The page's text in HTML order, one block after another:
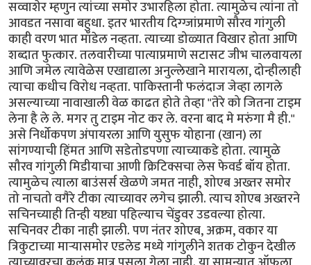
सव्वाशेर म्हणुन त्यांच्या समोर उभारहिला होता. त्यामुळेच त्यांना तो
आवडत नसावा बहुधा. इतर भारतीय दिग्ग्जांप्रमाणे सौरव गांगुली
काही वरण भात मॉडेल नव्हता. त्याच्या डोळ्यात विखार होता आणि
शब्दात फुत्कार. तलवारीच्या पात्याप्रमाणे सटासट जीभ चालवायला
आणि जमेल त्यावेळेस एखाद्याला अनुल्लेखाने मारायला, दोन्हीलाही
त्याचा कधीच विरोध नव्हता. पाकिस्तानी फलंदाज जेव्हा लागले
असल्याच्या नावाखाली वेळ काढत होते तेव्हा "तेरे को जितना टाइम
लेना है ले ले. मगर तु टाइम नोट कर ले. वरना बाद मे मरुंगा मै ही."
असे निर्धोकपण अंपायरला आणि युसुफ योहाना (खान) ला
सांगण्याची हिंमत आणि सडेतोडपणा त्याच्याकडे होता. त्यामुळे
सौरव गांगुली मिडीयाचा आणी क्रिटिक्सचा लेस फेवर्ड बॉय होता.
त्यामुळेच त्याला बाउंसर्स खेळणे जमत नाही, शोएब अख्तर समोर
तो नाचतो वगैरे टीका त्याच्यावर लगेच झाली. त्याच शोएब अख्तरने
सचिनच्याही तिन्ही यष्ट्या पहिल्याच चेंडुवर उडवल्या होत्या.
सचिनवर टीका नाही झाली. पण नंतर शोएब, अक्रम, वकार या
त्रिकुटाच्या मार्‍यासमोर एडलेड मध्ये गांगुलीने शतक टोकुन देखील